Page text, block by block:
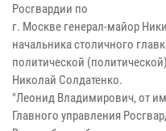
Росгвардии по
г. Москве генерал-майор
начальника столичного
политической
Николай Солдатенко.
"Леонид Владимирович, от
Главного управления